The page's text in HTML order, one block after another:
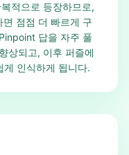
적으로 등장하므로,
점점 더 빠르게 구
답을 자주 풀
상되고, 이후 퍼즐에
인식하게 됩니다.